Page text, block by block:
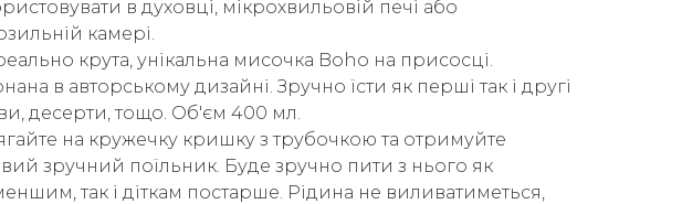
в духовці, мікрохвильовій печі або
камері.
крута, унікальна мисочка Boho на присосці.
в авторському дизайні. Зручно їсти як перші так і другі
десерти, тощо. Об'єм 400 мл.
на кружечку кришку з трубочкою та отримуйте
зручний поїльник. Буде зручно пити з нього як
так і діткам постарше. Рідина не виливатиметься,